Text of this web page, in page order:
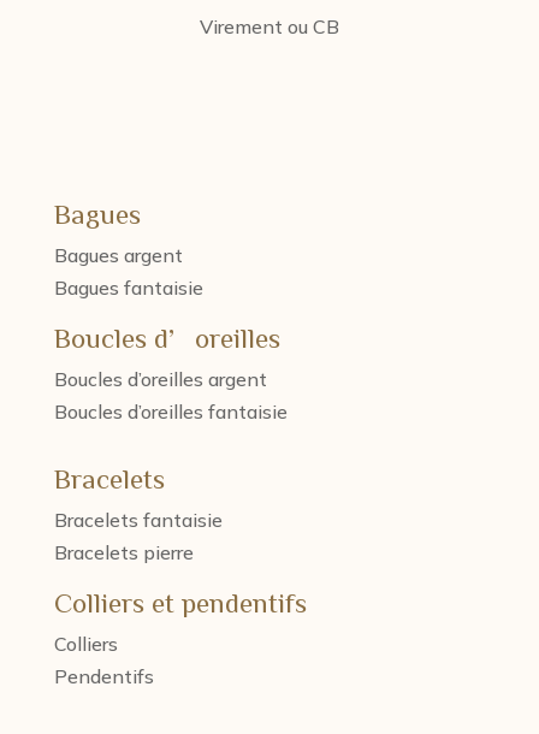
Virement ou CB
Bagues
Bagues argent
Bagues fantaisie
Boucles d’oreilles
Boucles d’oreilles argent
Boucles d’oreilles fantaisie
Bracelets
Bracelets fantaisie
Bracelets pierre
Colliers et pendentifs
Colliers
Pendentifs